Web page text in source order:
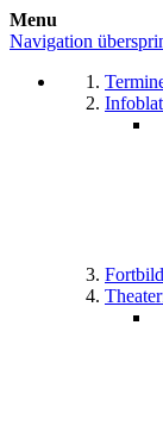
Menu
Navigation